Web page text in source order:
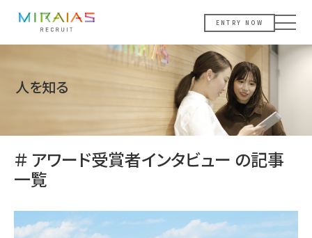
ENTRY NOW
人を知る
＃ アワード受賞者インタビュー の記事
一覧